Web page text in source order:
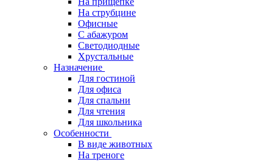
На струбцине
Офисные
С абажуром
Светодиодные
Хрустальные
Назначение
Для гостиной
Для офиса
Для спальни
Для чтения
Для школьника
Особенности
В виде животных
На треноге